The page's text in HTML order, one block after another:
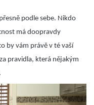
podle sebe. Nikdo
má doopravdy
by vám právě v té vaší
pravidla, která nějakým